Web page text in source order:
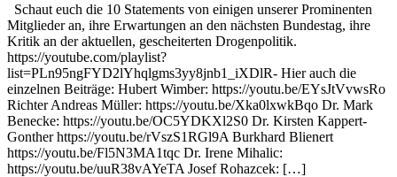
Schaut euch die 10 Statements von einigen unserer Prominenten
Mitglieder an, ihre Erwartungen an den nächsten Bundestag, ihre
Kritik an der aktuellen, gescheiterten Drogenpolitik.
https://youtube.com/playlist?
list=PLn95ngFYD2lYhqlgms3yy8jnb1_iXDlR- Hier auch die
einzelnen Beiträge: Hubert Wimber: https://youtu.be/EYsJtVvwsRo
Richter Andreas Müller: https://youtu.be/Xka0lxwkBqo Dr. Mark
Benecke: https://youtu.be/OC5YDKXl2S0 Dr. Kirsten Kappert-
Gonther https://youtu.be/rVszS1RGl9A Burkhard Blienert
https://youtu.be/Fl5N3MA1tqc Dr. Irene Mihalic:
https://youtu.be/uuR38vAYeTA Josef Rohazcek: […]